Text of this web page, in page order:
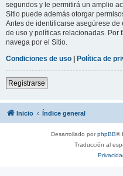
segundos y le permitirá un amplio
Sitio puede además otorgar
Antes de identificarse asegúrese
de uso y políticas relacionadas. Por
navega por el Sitio.
Condiciones de uso | Política de
Registrarse
Inicio Índice general
Desarrollado porphpBB®
Traducción al